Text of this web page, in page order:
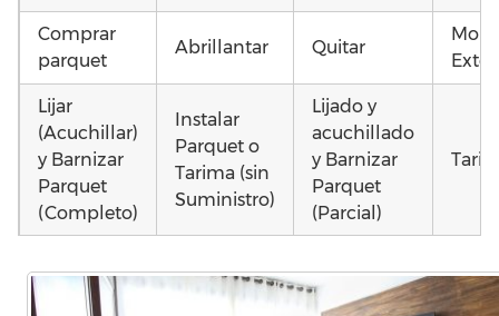
Comprar
parquet
Abrillantar Quitar
Lijar
(Acuchillar)
y Barnizar
Parquet
(Completo)
Instalar
Parquet o
Tarima (sin
Suministro)
Lijado y
acuchillado
y Barnizar
Parquet
(Parcial)
parquet o
parquet o
parquet o